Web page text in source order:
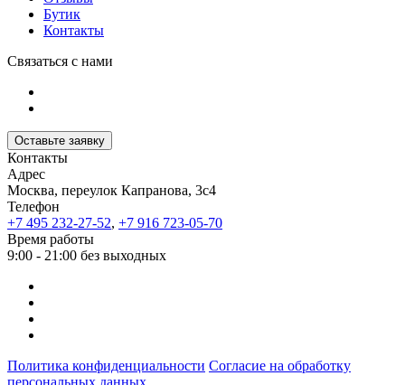
Бутик
Контакты
Связаться с нами
Оставьте заявку
Контакты
Адрес
Москва, переулок Капранова, 3с4
Телефон
+7 495 232-27-52, +7 916 723-05-70
Время работы
9:00 - 21:00 без выходных
Политика конфиденциальности Согласие на обработку